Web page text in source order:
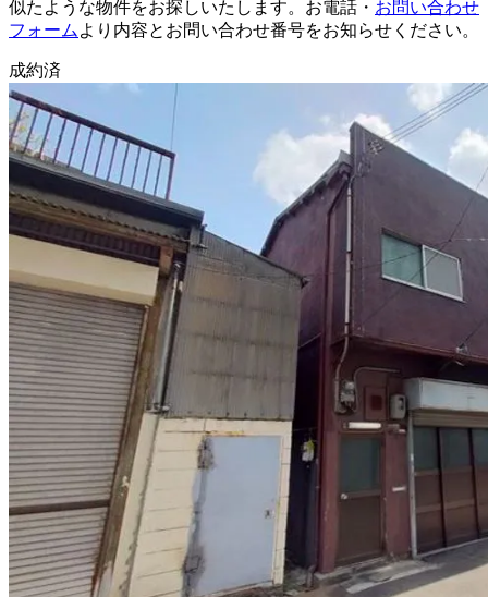
似たような物件をお探しいたします。お電話・ お問い合わせ
フォーム より内容とお問い合わせ番号をお知らせください。
成約済